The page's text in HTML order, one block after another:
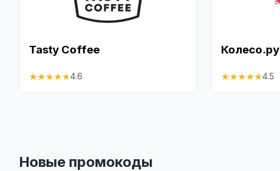
Tasty Coffee
★★★★★4.6
Колесо.ру
★★★★★4.5
Новые промокоды